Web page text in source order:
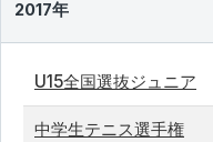
2017年
U15全国選抜ジュニア
中学生テニス選手権